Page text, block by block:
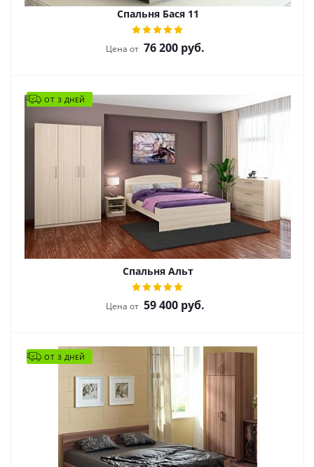
Спальня Бася 11
Цена от 76 200 руб.
ОТ 3 ДНЕЙ
Спальня Альт
Цена от 59 400 руб.
ОТ 3 ДНЕЙ